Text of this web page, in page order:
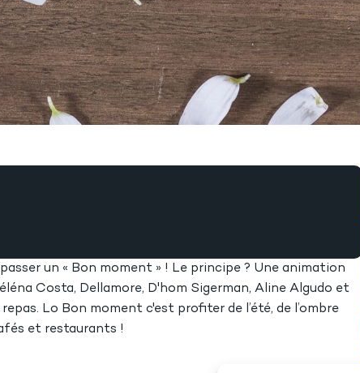
un « Bon moment » ! Le principe ? Une animation
Costa, Dellamore, D'hom Sigerman, Aline Algudo et
Lo Bon moment c'est profiter de l’été, de l’ombre
et restaurants !